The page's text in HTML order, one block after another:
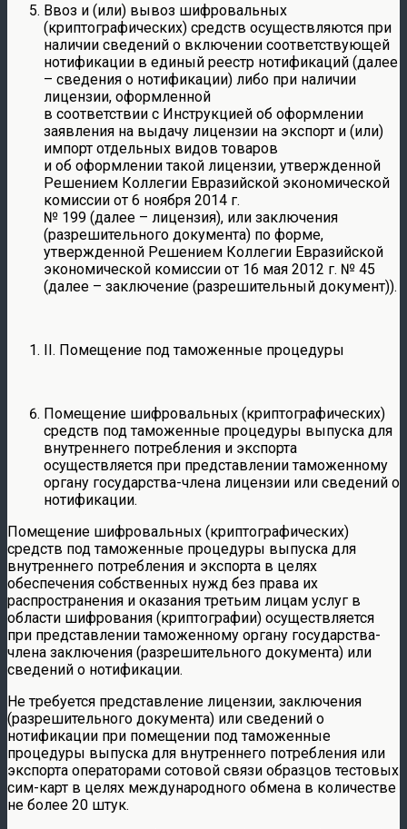
Ввоз и (или) вывоз шифровальных
(криптографических) средств осуществляются при
наличии сведений о включении соответствующей
нотификации в единый реестр нотификаций (далее
– сведения о нотификации) либо при наличии
лицензии, оформленной
в соответствии с Инструкцией об оформлении
заявления на выдачу лицензии на экспорт и (или)
импорт отдельных видов товаров
и об оформлении такой лицензии, утвержденной
Решением Коллегии Евразийской экономической
комиссии от 6 ноября 2014 г.
№ 199 (далее – лицензия), или заключения
(разрешительного документа) по форме,
утвержденной Решением Коллегии Евразийской
экономической комиссии от 16 мая 2012 г. № 45
(далее – заключение (разрешительный документ)).
II. Помещение под таможенные процедуры
Помещение шифровальных (криптографических)
средств под таможенные процедуры выпуска для
внутреннего потребления и экспорта
осуществляется при представлении таможенному
органу государства-члена лицензии или сведений о
нотификации.
Помещение шифровальных (криптографических)
средств под таможенные процедуры выпуска для
внутреннего потребления и экспорта в целях
обеспечения собственных нужд без права их
распространения и оказания третьим лицам услуг в
области шифрования (криптографии) осуществляется
при представлении таможенному органу государства-
члена заключения (разрешительного документа) или
сведений о нотификации.
Не требуется представление лицензии, заключения
(разрешительного документа) или сведений о
нотификации при помещении под таможенные
процедуры выпуска для внутреннего потребления или
экспорта операторами сотовой связи образцов тестовых
сим-карт в целях международного обмена в количестве
не более 20 штук.